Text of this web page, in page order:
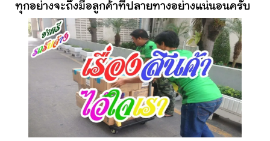
ทุกอย่างจะถึงมือลูกค้าที่ปลายทางอย่างแน่นอนครับ